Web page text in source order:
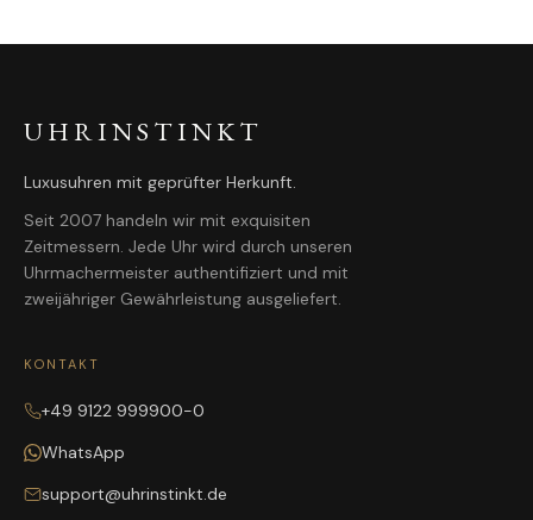
UHRINSTINKT
Luxusuhren mit geprüfter Herkunft.
Seit 2007 handeln wir mit exquisiten
Zeitmessern. Jede Uhr wird durch unseren
Uhrmachermeister authentifiziert und mit
zweijähriger Gewährleistung ausgeliefert.
KONTAKT
+49 9122 999900-0
WhatsApp
support@uhrinstinkt.de